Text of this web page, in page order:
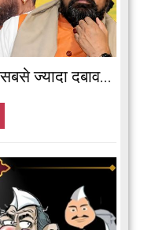
ज्यादा दबाव...